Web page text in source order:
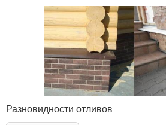
Разновидности отливов